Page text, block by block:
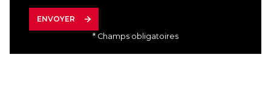
ENVOYER
* Champs obligatoires